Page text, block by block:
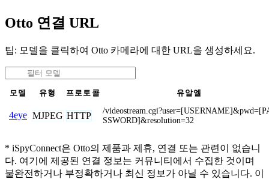
Otto 연결 URL
팁: 모델을 클릭하여 Otto 카메라에 대한 URL을 생성하세요.
모델 유형 프로토콜 유알엘
4eye MJPEG HTTP
/
SSWORD]&resolution=32
* iSpyConnect은 Otto의 제품과 제휴, 연결 또는 관련이 없습니
다. 여기에 제공된 연결 정보는 커뮤니티에서 수집한 것이며
불완전하거나 부정확하거나 최신 정보가 아닐 수 있습니다. 이